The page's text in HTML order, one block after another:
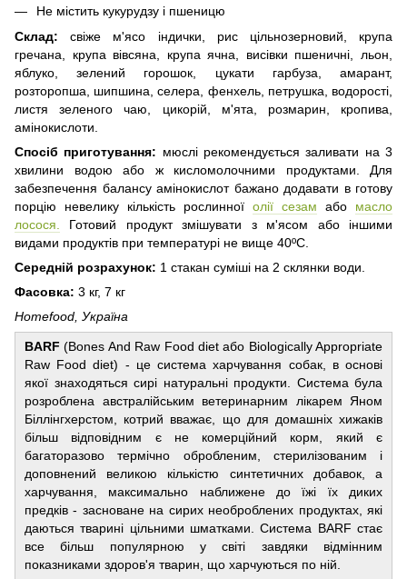
Не містить кукурудзу і пшеницю
Склад:свіже м'ясо індички, рис цільнозерновий, крупа
гречана, крупа вівсяна, крупа ячна, висівки пшеничні, льон,
яблуко, зелений горошок, цукати гарбуза, амарант,
розторопша, шипшина, селера, фенхель, петрушка, водорості,
листя зеленого чаю, цикорій, м'ята, розмарин, кропива,
амінокислоти.
Спосіб приготування: мюслі рекомендується заливати на 3
хвилини водою або ж кисломолочними продуктами. Для
забезпечення балансу амінокислот бажано додавати в готову
порцію невелику кількість рослинної олії сезам або масло
лосося.
Готовий продукт змішувати з м'ясом або іншими
видами продуктів при температурі не вище 40ºC.
Середній розрахунок: 1 стакан суміші на 2 склянки води.
Фасовка: 3 кг, 7 кг
Homefood, Україна
BARF(Bones And Raw Food diet або Biologically Appropriate
Raw Food diet) - це система харчування собак, в основі
якої знаходяться сирі натуральні продукти. Система була
розроблена австралійським ветеринарним лікарем Яном
Біллінгхерстом, котрий вважає, що для домашніх хижаків
більш відповідним є не комерційний корм, який є
багаторазово термічно обробленим, стерилізованим і
доповнений великою кількістю синтетичних добавок, а
харчування, максимально наближене до їжі їх диких
предків - засноване на сирих необроблених продуктах, які
даються тварині цільними шматками. Система BARF стає
все більш популярною у світі завдяки відмінним
показниками здоров'я тварин, що харчуються по ній.